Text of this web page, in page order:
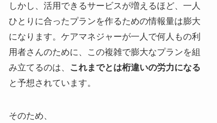
しかし、活用できるサービスが増えるほど、一人
ひとりに合ったプランを作るための情報量は膨大
になります。ケアマネジャーが一人で何人もの利
用者さんのために、この複雑で膨大なプランを組
み立てるのは、
これまでとは桁違いの労力になる
と予想されています。
そのため、